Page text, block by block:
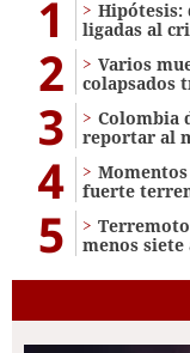
1
Hipótesis:
ligadas al
2
Varios
colapsados
3
Colombia
reportar al
4
fuerte
5
menos